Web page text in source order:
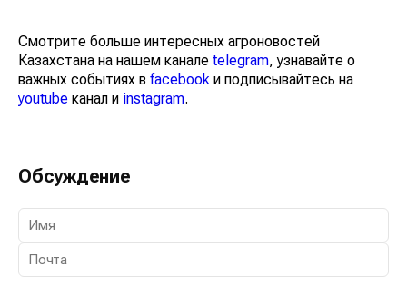
Смотрите больше интересных агроновостей
Казахстана на нашем канале telegram, узнавайте о
важных событиях в facebook и подписывайтесь на
youtube канал и instagram.
Обсуждение